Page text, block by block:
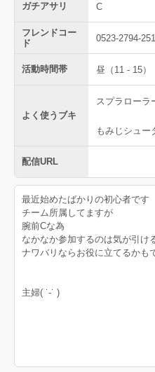
ガチアサリ C
フレンドコー
ド
0523-2794-
活動時間帯 昼（11 - 15）
よく使うブキ
スプラローラ
もみじシュー
配信URL
最近始めたばかりの初心者です
チーム所属してますが
腕前Cな為
なかなか参加するのは気が引け
ナワバリならお役に立てるかも
主婦( ˙-˙ )